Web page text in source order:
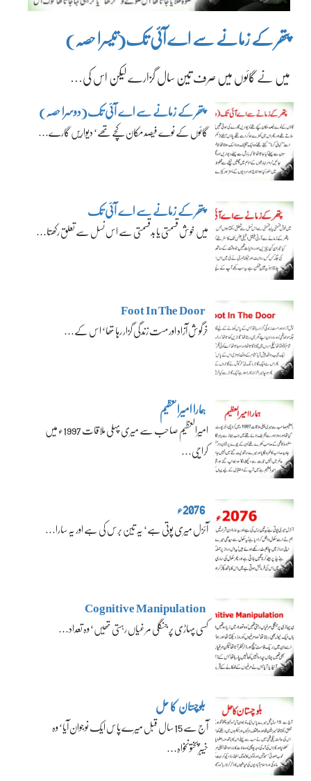
پتھر کے زمانے سے اے آئی تک(تیسرا حصہ)
میں نے گائوں میں صرف تین سال گزارے لیکن اس کی…
پتھر کے زمانے سے اے آئی تک(دوسرا حصہ)
گائوں کے نوے فیصد مکان کچے تھے‘ دیواریں گارے…
پتھر کے زمانے سے اے آئی تک
میں خوش قسمتی یا بدقسمتی سے اس نسل سے تعلق رکھتا…
Foot In The Door
خرگوش آزاد اور مست زندگی گزار رہا تھا‘ اس کے…
ہمارا امیرالعظیم
امیرالعظیم صاحب سے میری پہلی ملاقات 1997ء میں
کراچی…
2076ء
آئزل میری پوتی ہے‘ یہ تین برس کی ہے اور یہ سارا…
Cognitive Manipulation
کسی پہاڑی پر جنگلی مرغیاں رہتی تھیں‘ وہ تعداد…
بلوچستان کا حل
آج سے 15 سال قبل میرے پاس ایک نوجوان آیا‘ وہ
خیبرپختونخواہ…